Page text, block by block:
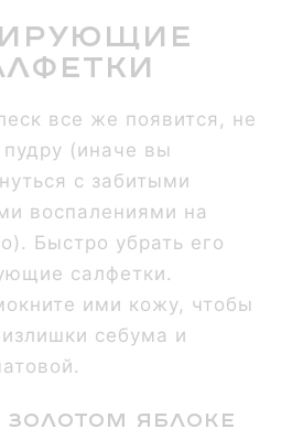
все же появится, не
пудру (иначе вы
с забитыми
воспалениями на
Быстро убрать его
салфетки.
ими кожу, чтобы
себума и
золотом яблоке